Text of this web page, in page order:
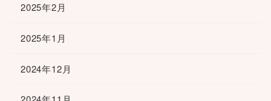
2025年2月
2025年1月
2024年12月